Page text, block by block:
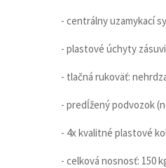
- centrálny uzamykací
- plastové úchyty
- tlačná rukoväť:
- predĺžený podvozok
- 4x kvalitné plastové
- celková nosnosť: 150